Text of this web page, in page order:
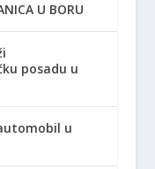
U BORU
posadu u
u